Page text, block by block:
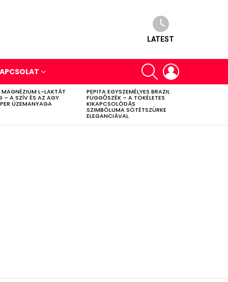
LATEST
SEARCH
MAGNÉZIUM L-LAKTÁT
– A SZÍV ÉS AZ AGY
ÜZEMANYAGA
PEPITA EGYSZEMÉLYES BRAZIL
FÜGGŐSZÉK – A TÖKÉLETES
KIKAPCSOLÓDÁS
SZIMBÓLUMA SÖTÉTSZÜRKE
ELEGANCIÁVAL